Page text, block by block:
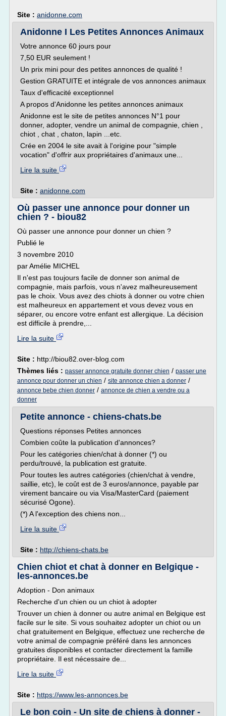
Site : anidonne.com
Anidonne I Les Petites Annonces Animaux
Votre annonce 60 jours pour
7,50 EUR seulement !
Un prix mini pour des petites annonces de qualité !
Gestion GRATUITE et intégrale de vos annonces animaux
Taux d'efficacité exceptionnel
A propos d'Anidonne les petites annonces animaux
Anidonne est le site de petites annonces N°1 pour
donner, adopter, vendre un animal de compagnie, chien ,
chiot , chat , chaton, lapin ...etc.
Crée en 2004 le site avait à l'origine pour "simple
vocation" d'offrir aux propriétaires d'animaux une...
Lire la suite
Site : anidonne.com
Où passer une annonce pour donner un
chien ? - biou82
Où passer une annonce pour donner un chien ?
Publié le
3 novembre 2010
par Amélie MICHEL
Il n'est pas toujours facile de donner son animal de
compagnie, mais parfois, vous n'avez malheureusement
pas le choix. Vous avez des chiots à donner ou votre chien
est malheureux en appartement et vous devez vous en
séparer, ou encore votre enfant est allergique. La décision
est difficile à prendre,...
Lire la suite
Site : http://biou82.over-blog.com
Thèmes liés : passer annonce gratuite donner chien / passer une
annonce pour donner un chien / site annonce chien a donner /
annonce bebe chien donner / annonce de chien a vendre ou a
donner
Petite annonce - chiens-chats.be
Questions réponses Petites annonces
Combien coûte la publication d'annonces?
Pour les catégories chien/chat à donner (*) ou
perdu/trouvé, la publication est gratuite.
Pour toutes les autres catégories (chien/chat à vendre,
saillie, etc), le coût est de 3 euros/annonce, payable par
virement bancaire ou via Visa/MasterCard (paiement
sécurisé Ogone).
(*) A l'exception des chiens non...
Lire la suite
Site : http://chiens-chats.be
Chien chiot et chat à donner en Belgique -
les-annonces.be
Adoption - Don animaux
Recherche d'un chien ou un chiot à adopter
Trouver un chien à donner ou autre animal en Belgique est
facile sur le site. Si vous souhaitez adopter un chiot ou un
chat gratuitement en Belgique, effectuez une recherche de
votre animal de compagnie préféré dans les annonces
gratuites disponibles et contacter directement la famille
propriétaire. Il est nécessaire de...
Lire la suite
Site : https://www.les-annonces.be
Le bon coin - Un site de chiens à donner -